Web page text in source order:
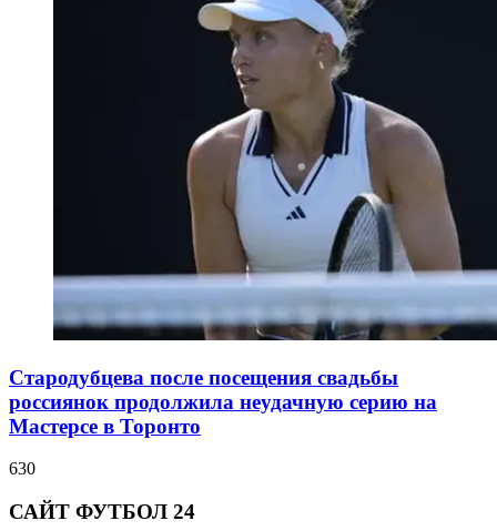
Стародубцева после посещения свадьбы
россиянок продолжила неудачную серию на
Мастерсе в Торонто
630
САЙТ ФУТБОЛ 24